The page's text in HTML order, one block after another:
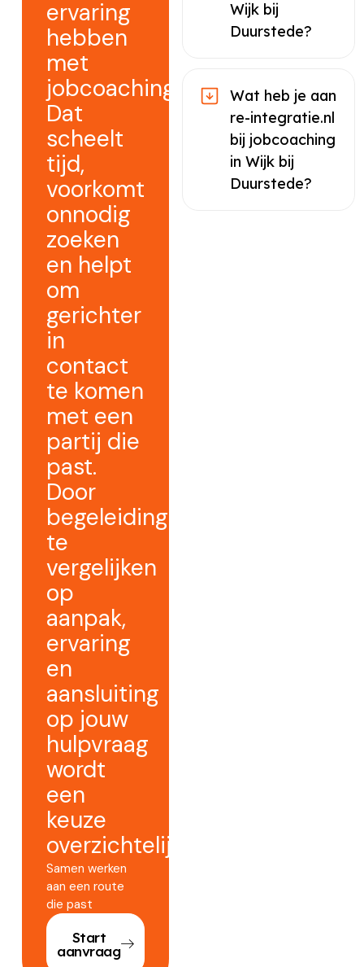
ervaring
hebben
met
jobcoaching.
Dat
scheelt
tijd,
voorkomt
onnodig
zoeken
en helpt
om
gerichter
in
contact
te komen
met een
partij die
past.
Door
begeleiding
te
vergelijken
op
aanpak,
ervaring
en
aansluiting
op jouw
hulpvraag
wordt
een
keuze
overzichtelijker.
Samen werken
aan een route
die past
Start
aanvraag
Wijk bij
Duurstede?
Wat heb je aan
re-integratie.nl
bij jobcoaching
in Wijk bij
Duurstede?